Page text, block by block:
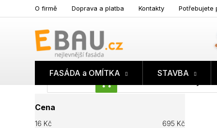
na
O firmě Doprava a platba Kontakty Potřebujete
NÁKUPNÍ
FASÁDA a OMÍTKA STAVBA
o
s
Cena
16 Kč 695 Kč